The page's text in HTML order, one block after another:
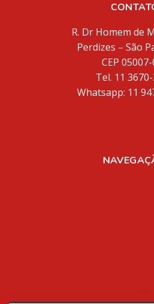
R. Dr Homem de
Perdizes – São
CEP
Tel. 11
Whatsapp: 11